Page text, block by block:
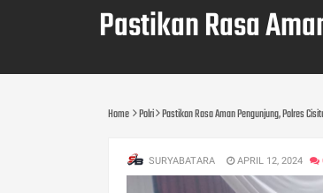
Pastikan Rasa
Home Polri Pastikan Rasa Aman Pengunjung, Polres
SURYABATARA APRIL 12, 2024